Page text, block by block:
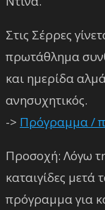
Στις Σέρρες
πρωτάθλημα
και ημερίδα
ανησυχητικός.
-> Πρόγραμμα /
Προσοχή: Λόγω
καταιγίδες
πρόγραμμα για